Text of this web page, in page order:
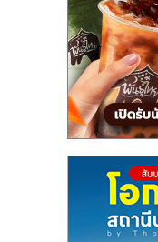
ไชส์,
รวม
แฟ